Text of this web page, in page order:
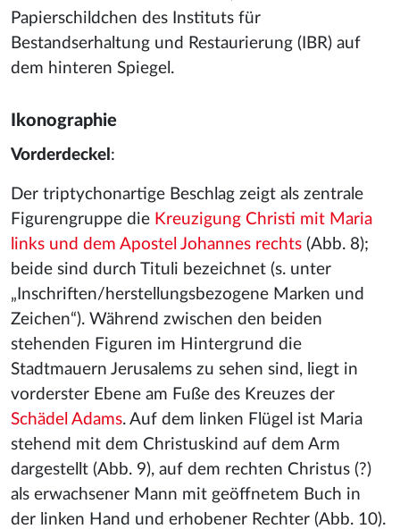
Papierschildchen des Instituts für
Bestandserhaltung und Restaurierung (IBR) auf
dem hinteren Spiegel.
Ikonographie
Vorderdeckel :
Der triptychonartige Beschlag zeigt als zentrale
Figurengruppe die Kreuzigung Christi mit Maria
links und dem Apostel Johannes rechts (Abb. 8);
beide sind durch Tituli bezeichnet (s. unter
„Inschriften/herstellungsbezogene Marken und
Zeichen“). Während zwischen den beiden
stehenden Figuren im Hintergrund die
Stadtmauern Jerusalems zu sehen sind, liegt in
vorderster Ebene am Fuße des Kreuzes der
Schädel Adams. Auf dem linken Flügel ist Maria
stehend mit dem Christuskind auf dem Arm
dargestellt (Abb. 9), auf dem rechten Christus (?)
als erwachsener Mann mit geöffnetem Buch in
der linken Hand und erhobener Rechter (Abb. 10).